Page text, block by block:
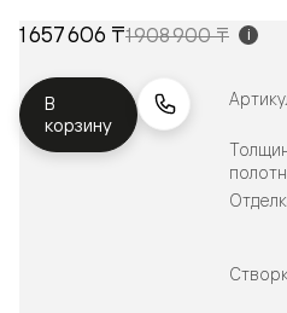
1 657 606 ₸1 908 900 ₸ i
В
корзину